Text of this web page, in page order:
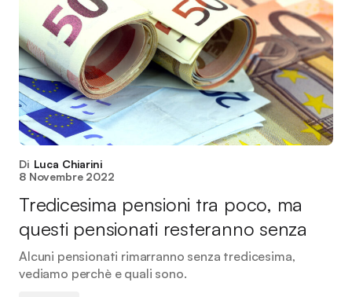
Di Luca Chiarini
8 Novembre 2022
Tredicesima pensioni tra poco, ma
questi pensionati resteranno senza
Alcuni pensionati rimarranno senza tredicesima,
vediamo perchè e quali sono.